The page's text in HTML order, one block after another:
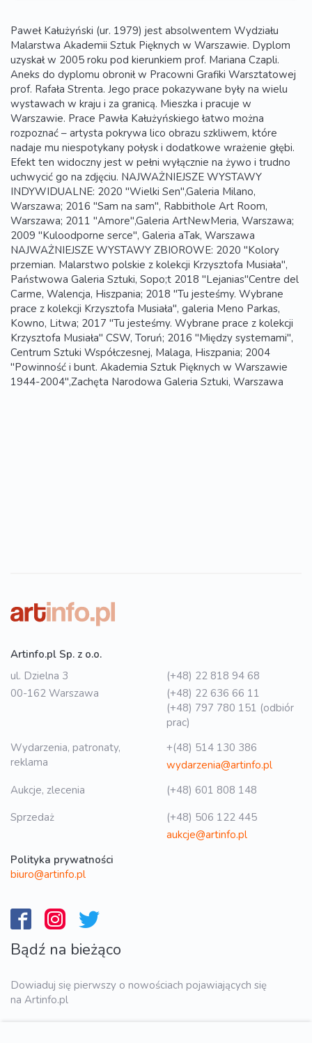
Paweł Kałużyński (ur. 1979) jest absolwentem Wydziału
Malarstwa Akademii Sztuk Pięknych w Warszawie. Dyplom
uzyskał w 2005 roku pod kierunkiem prof. Mariana Czapli.
Aneks do dyplomu obronił w Pracowni Grafiki Warsztatowej
prof. Rafała Strenta. Jego prace pokazywane były na wielu
wystawach w kraju i za granicą. Mieszka i pracuje w
Warszawie. Prace Pawła Kałużyńskiego łatwo można
rozpoznać – artysta pokrywa lico obrazu szkliwem, które
nadaje mu niespotykany połysk i dodatkowe wrażenie głębi.
Efekt ten widoczny jest w pełni wyłącznie na żywo i trudno
uchwycić go na zdjęciu. NAJWAŻNIEJSZE WYSTAWY
INDYWIDUALNE: 2020 "Wielki Sen",Galeria Milano,
Warszawa; 2016 "Sam na sam", Rabbithole Art Room,
Warszawa; 2011 "Amore",Galeria ArtNewMeria, Warszawa;
2009 "Kuloodporne serce", Galeria aTak, Warszawa
NAJWAŻNIEJSZE WYSTAWY ZBIOROWE: 2020 "Kolory
przemian. Malarstwo polskie z kolekcji Krzysztofa Musiała",
Państwowa Galeria Sztuki, Sopo;t 2018 "Lejanias"Centre del
Carme, Walencja, Hiszpania; 2018 "Tu jesteśmy. Wybrane
prace z kolekcji Krzysztofa Musiała", galeria Meno Parkas,
Kowno, Litwa; 2017 "Tu jesteśmy. Wybrane prace z kolekcji
Krzysztofa Musiała" CSW, Toruń; 2016 "Między systemami",
Centrum Sztuki Współczesnej, Malaga, Hiszpania; 2004
"Powinność i bunt. Akademia Sztuk Pięknych w Warszawie
1944-2004",Zachęta Narodowa Galeria Sztuki, Warszawa
Artinfo.pl Sp. z o.o.
ul. Dzielna 3
00-162 Warszawa
(+48) 22 818 94 68
(+48) 22 636 66 11
(+48) 797 780 151 (odbiór
prac)
Wydarzenia, patronaty,
reklama
+(48) 514 130 386
wydarzenia@artinfo.pl
Aukcje, zlecenia
(+48) 601 808 148
Sprzedaż
(+48) 506 122 445
aukcje@artinfo.pl
Polityka prywatności
biuro@artinfo.pl
Bądź na bieżąco
Dowiaduj się pierwszy o nowościach pojawiających się
na Artinfo.pl